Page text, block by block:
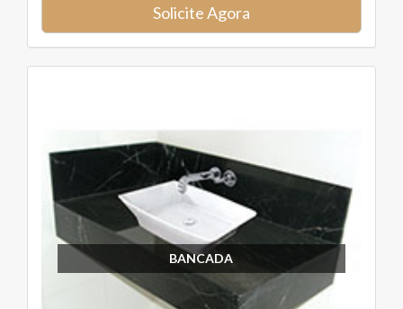
Solicite Agora
BANCADA